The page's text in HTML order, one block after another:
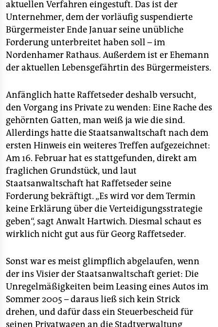
aktuellen Verfahren eingestuft. Das ist der
Unternehmer, dem der vorläufig suspendierte
Bürgermeister Ende Januar seine unübliche
Forderung unterbreitet haben soll – im
Nordenhamer Rathaus. Außerdem ist er Ehemann
der aktuellen Lebensgefährtin des Bürgermeisters.
Anfänglich hatte Raffetseder deshalb versucht,
den Vorgang ins Private zu wenden: Eine Rache des
gehörnten Gatten, man weiß ja wie die sind.
Allerdings hatte die Staatsanwaltschaft nach dem
ersten Hinweis ein weiteres Treffen aufgezeichnet:
Am 16. Februar hat es stattgefunden, direkt am
fraglichen Grundstück, und laut
Staatsanwaltschaft hat Raffetseder seine
Forderung bekräftigt. „Es wird vor dem Termin
keine Erklärung über die Verteidigungsstrategie
geben“, sagt Anwalt Hartwich. Diesmal schaut es
wirklich nicht gut aus für Georg Raffetseder.
Sonst war es meist glimpflich abgelaufen, wenn
der ins Visier der Staatsanwaltschaft geriet: Die
Unregelmäßigkeiten beim Leasing eines Autos im
Sommer 2005 – daraus ließ sich kein Strick
drehen, und dafür dass ein Steuerbescheid für
seinen Privatwagen an die Stadtverwaltung